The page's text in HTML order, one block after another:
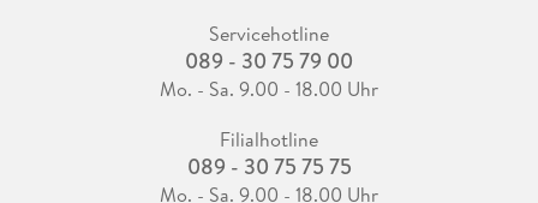
Servicehotline
089 - 30 75 79 00
Mo. - Sa. 9.00 - 18.00 Uhr
Filialhotline
089 - 30 75 75 75
Mo. - Sa. 9.00 - 18.00 Uhr